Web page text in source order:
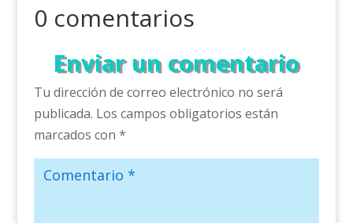
0 comentarios
Enviar un comentario
Tu dirección de correo electrónico no será
publicada. Los campos obligatorios están
marcados con *